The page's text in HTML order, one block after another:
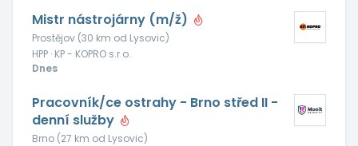
Mistr nástrojárny (m/ž)
Prostějov (30 km od Lysovic)
HPP · KP - KOPRO s.r.o.
Dnes
Pracovník/ce ostrahy - Brno střed II -
denní služby
Brno (27 km od Lysovic)